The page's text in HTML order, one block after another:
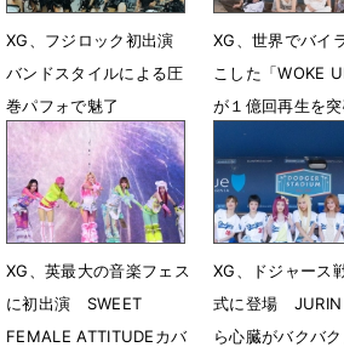
XG、フジロック初出演
バンドスタイルによる圧
巻パフォで魅了
7月27日 17時05分
XG、世界でバイ
こした「WOKE
が１億回再生を
7月17日 12時05分
XG、英最大の音楽フェス
に初出演 SWEET
FEMALE ATTITUDEカバ
XG、ドジャース
式に登場 JURIN
ら心臓がバクバク